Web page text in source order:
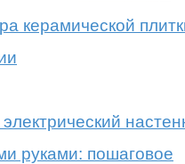
керамической
электрический
руками: пошаговое